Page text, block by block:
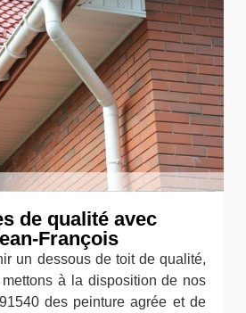
de qualité avec
François
un dessous de toit de qualité,
à la disposition de nos
des peinture agrée et de